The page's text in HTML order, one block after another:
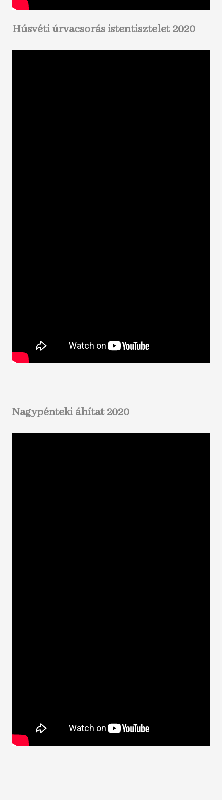
Húsvéti úrvacsorás istentisztelet 2020
Nagypénteki áhítat 2020